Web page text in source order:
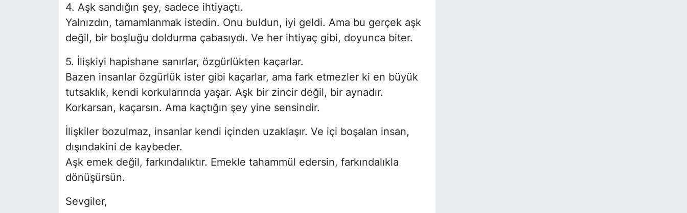
4. Aşk sandığın şey, sadece ihtiyaçtı.
Yalnızdın, tamamlanmak istedin. Onu buldun, iyi geldi. Ama bu gerçek aşk
değil, bir boşluğu doldurma çabasıydı. Ve her ihtiyaç gibi, doyunca biter.
5. İlişkiyi hapishane sanırlar, özgürlükten kaçarlar.
Bazen insanlar özgürlük ister gibi kaçarlar, ama fark etmezler ki en büyük
tutsaklık, kendi korkularında yaşar. Aşk bir zincir değil, bir aynadır.
Korkarsan, kaçarsın. Ama kaçtığın şey yine sensindir.
İlişkiler bozulmaz, insanlar kendi içinden uzaklaşır. Ve içi boşalan insan,
dışındakini de kaybeder.
Aşk emek değil, farkındalıktır. Emekle tahammül edersin, farkındalıkla
dönüşürsün.
Sevgiler,